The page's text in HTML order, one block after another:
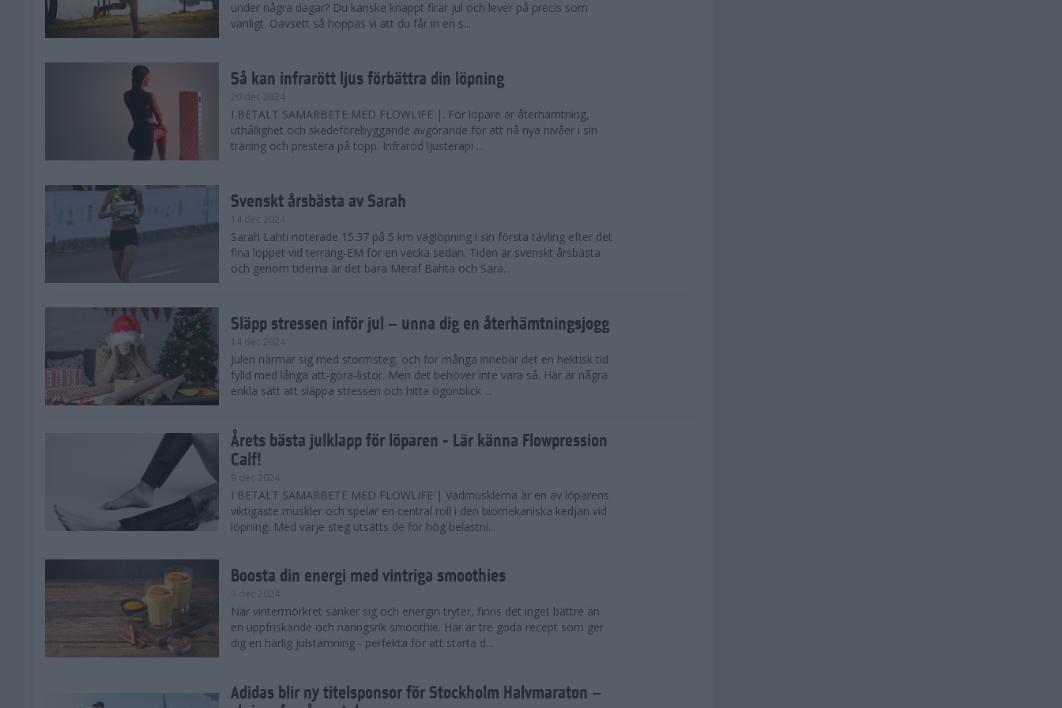
under några dagar? Du kanske knappt firar jul och lever på precis som
vanligt. Oavsett så hoppas vi att du får in en s...
Så kan infrarött ljus förbättra din löpning
20 dec 2024
I BETALT SAMARBETE MED FLOWLIFE |. För löpare är återhämtning,
uthållighet och skadeförebyggande avgörande för att nå nya nivåer i sin
träning och prestera på topp. Infraröd ljusterapi ...
Svenskt årsbästa av Sarah
14 dec 2024
Sarah Lahti noterade 15.37 på 5 km väglöpning i sin första tävling efter det
fina loppet vid terräng-EM för en vecka sedan. Tiden är svenskt årsbästa
och genom tiderna är det bara Meraf Bahta och Sara...
Släpp stressen inför jul – unna dig en återhämtningsjogg
14 dec 2024
Julen närmar sig med stormsteg, och för många innebär det en hektisk tid
fylld med långa att-göra-listor. Men det behöver inte vara så. Här är några
enkla sätt att släppa stressen och hitta ögonblick ...
Årets bästa julklapp för löparen - Lär känna Flowpression
Calf!
9 dec 2024
I BETALT SAMARBETE MED FLOWLIFE | Vadmusklerna är en av löparens
viktigaste muskler och spelar en central roll i den biomekaniska kedjan vid
löpning. Med varje steg utsätts de för hög belastni...
Boosta din energi med vintriga smoothies
9 dec 2024
När vintermörkret sänker sig och energin tryter, finns det inget bättre än
en uppfriskande och näringsrik smoothie. Här är tre goda recept som ger
dig en härlig julstämning - perfekta för att starta d...
Adidas blir ny titelsponsor för Stockholm Halvmaraton –